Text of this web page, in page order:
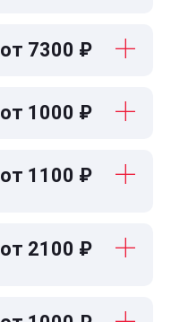
от 7300 ₽
от 1000 ₽
от 1100 ₽
от 2100 ₽